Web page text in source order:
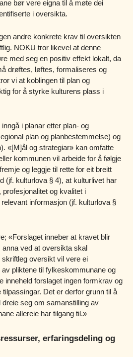
bør vere eigna til å møte dei
i oversikta.
andre konkrete krav til oversikten
NOKU tror likevel at denne
med seg en positiv effekt lokalt, da
drøftes, løftes, formaliseres og
vi at koblingen til plan og
for å styrke kulturens plass i
i planar etter plan- og
plan og planbestemmelse) og
«[M]ål og strategiar» kan omfatte
kommunen vil arbeide for å følgje
og leggje til rette for eit breitt
(jf. kulturlova § 4), at kulturlivet har
og kvalitet i
informasjon (jf. kulturlova §
«Forslaget inneber at kravet blir
ved at oversikta skal
oversikt vil vere ei
pliktene til fylkeskommunane og
inneheld forslaget ingen formkrav og
Det er derfor grunn til å
seg om samanstilling av
allereie har tilgang til.»
erfaringsdeling og